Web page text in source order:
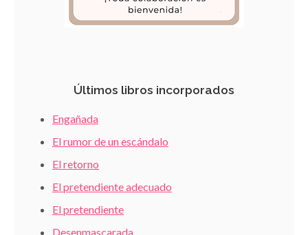
Últimos libros incorporados
Engañada
El rumor de un escándalo
El retorno
El pretendiente adecuado
El pretendiente
Desenmascarada